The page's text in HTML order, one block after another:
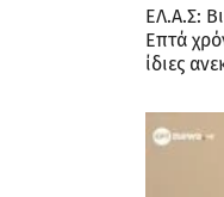
ΕΛ.Α.Σ:
Επτά
ίδιες